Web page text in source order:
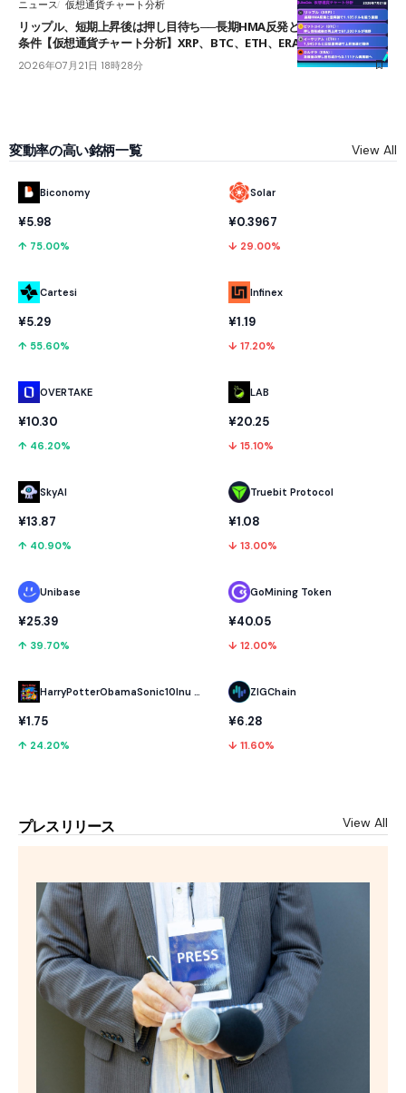
ニュース 仮想通貨チャート分析
リップル、短期上昇後は押し目待ち──長期HMA反発と雲上抜けが買い
条件【仮想通貨チャート分析】XRP、BTC、ETH、ERA
2026年07月21日 18時28分
変動率の高い銘柄一覧 View All
Biconomy
¥5.98
↑ 75.00%
Cartesi
¥5.29
↑ 55.60%
OVERTAKE
¥10.30
↑ 46.20%
SkyAI
¥13.87
↑ 40.90%
Unibase
¥25.39
↑ 39.70%
HarryPotterObamaSonic10Inu (ETH)
¥1.75
↑ 24.20%
Solar
¥0.3967
↓ 29.00%
Infinex
¥1.19
↓ 17.20%
LAB
¥20.25
↓ 15.10%
Truebit Protocol
¥1.08
↓ 13.00%
GoMining Token
¥40.05
↓ 12.00%
ZIGChain
¥6.28
↓ 11.60%
プレスリリース View All